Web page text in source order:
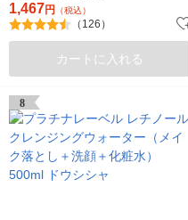
1,467円 （税込）
（126）
カートに入れる
8